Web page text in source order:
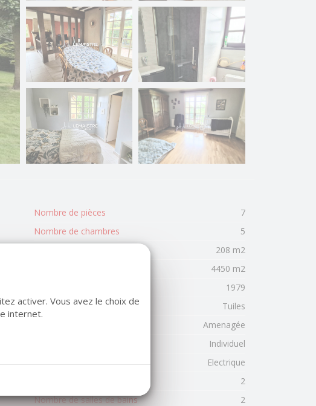
Nombre de pièces
7
Nombre de chambres
5
208 m2
4450 m2
1979
Couverture
Tuiles
Amenagée
Individuel
Mode de chauffage
Electrique
2
Nombre de salles de bains
2
activer. Vous avez le choix de
internet.